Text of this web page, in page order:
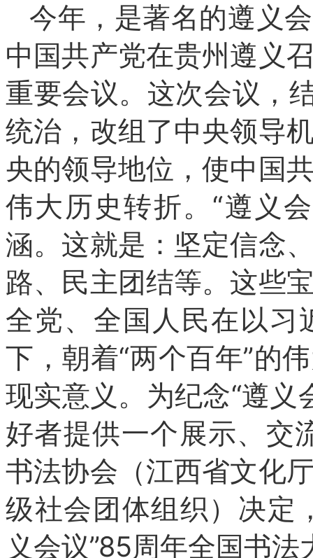
今年，是著名的遵义
中国共产党在贵州遵义
重要会议。这次会议，
统治，改组了中央领导
央的领导地位，使中国
伟大历史转折。“遵义
涵。这就是：坚定信念
路、民主团结等。这些
全党、全国人民在以习
下，朝着“两个百年”的
现实意义。为纪念“遵义
好者提供一个展示、交
书法协会（江西省文化
级社会团体组织）决定
义会议”85周年全国书法